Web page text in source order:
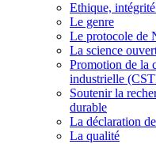
Ethique,
Le genre
Le protocole de
La science
Promotion de la
industrielle
Soutenir la
durable
La déclaration
La qualité